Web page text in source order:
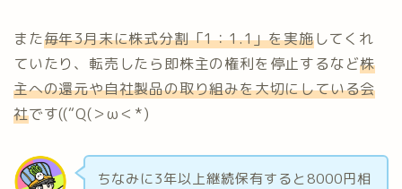
また毎年3月末に株式分割「1：1.1」を実施してくれ
ていたり、転売したら即株主の権利を停止するなど株
主への還元や自社製品の取り組みを大切にしている会
社です((“Q(＞ω＜*)
ちなみに3年以上継続保有すると8000円相